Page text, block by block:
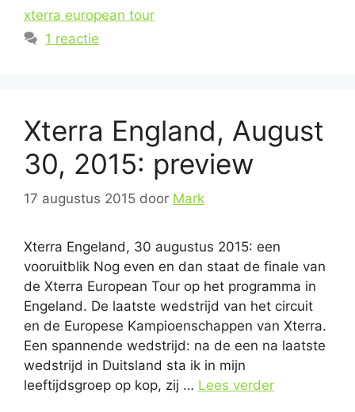
xterra european tour
1 reactie
Xterra England, August
30, 2015: preview
17 augustus 2015 door Mark
Xterra Engeland, 30 augustus 2015: een
vooruitblik Nog even en dan staat de finale van
de Xterra European Tour op het programma in
Engeland. De laatste wedstrijd van het circuit
en de Europese Kampioenschappen van Xterra.
Een spannende wedstrijd: na de een na laatste
wedstrijd in Duitsland sta ik in mijn
leeftijdsgroep op kop, zij … Lees verder